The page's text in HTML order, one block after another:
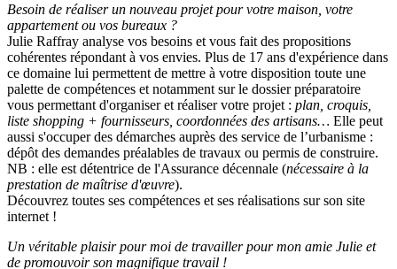
Besoin de réaliser un nouveau projet pour votre maison, votre
appartement ou vos bureaux ?
Julie Raffray analyse vos besoins et vous fait des propositions
cohérentes répondant à vos envies. Plus de 17 ans d'expérience dans
ce domaine lui permettent de mettre à votre disposition toute une
palette de compétences et notamment sur le dossier préparatoire
vous permettant d'organiser et réaliser votre projet : plan, croquis,
liste shopping + fournisseurs, coordonnées des artisans… Elle peut
aussi s'occuper des démarches auprès des service de l’urbanisme :
dépôt des demandes préalables de travaux ou permis de construire.
NB : elle est détentrice de l'Assurance décennale (nécessaire à la
prestation de maîtrise d'œuvre).
Découvrez toutes ses compétences et ses réalisations sur son site
internet !
Un véritable plaisir pour moi de travailler pour mon amie Julie et
de promouvoir son magnifique travail !